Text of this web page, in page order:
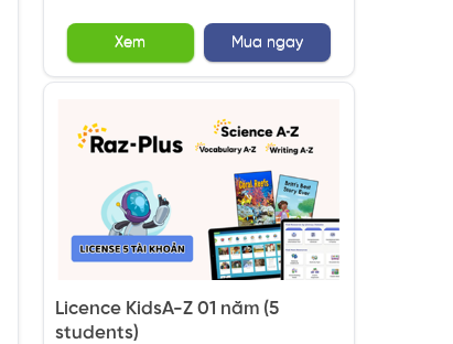
Xem Mua ngay
Licence KidsA-Z 01 năm (5
students)